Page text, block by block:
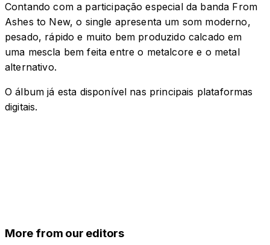
Contando com a participação especial da banda From
Ashes to New, o single apresenta um som moderno,
pesado, rápido e muito bem produzido calcado em
uma mescla bem feita entre o metalcore e o metal
alternativo.
O álbum já esta disponível nas principais plataformas
digitais.
More from our editors